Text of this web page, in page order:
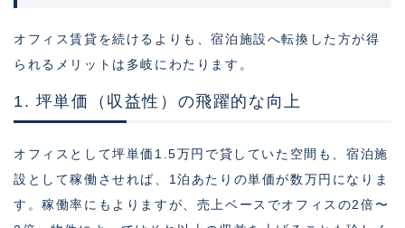
オフィス賃貸を続けるよりも、宿泊施設へ転換した方が得
られるメリットは多岐にわたります。
1. 坪単価（収益性）の飛躍的な向上
オフィスとして坪単価1.5万円で貸していた空間も、宿泊施
設として稼働させれば、1泊あたりの単価が数万円になりま
す。稼働率にもよりますが、売上ベースでオフィスの2倍〜